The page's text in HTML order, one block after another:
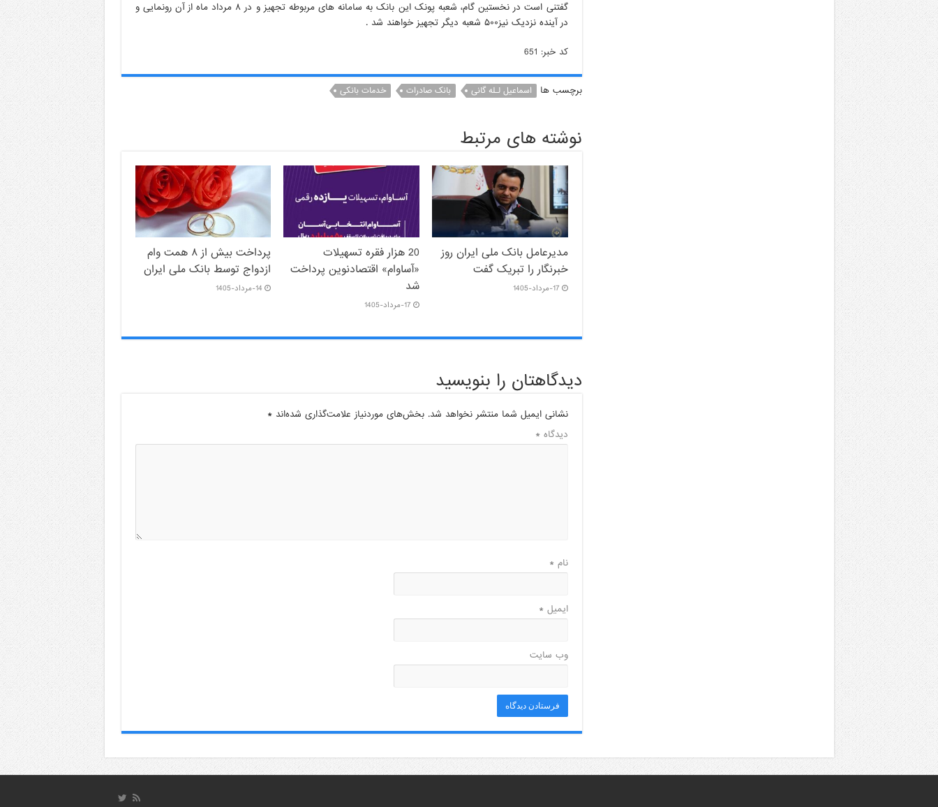
گفتنی است در نخستین گام، شعبه پونک این بانک به سامانه های مربوطه تجهیز و در ٨ مرداد ماه از آن رونمایی و
در آینده نزدیک نیز۵٠٠ شعبه دیگر تجهیز خواهند شد .
کد خبر: 651
برچسب ها ​اسماعیل لـله گانی بانک صادرات خدمات بانکی
نوشته های مرتبط
مدیرعامل بانک ملی ایران روز
خبرنگار را تبریک گفت
17-مرداد-1405
20 هزار فقره تسهیلات
«آساوام» اقتصادنوین پرداخت
شد
17-مرداد-1405
پرداخت بیش از ۸ همت وام
ازدواج توسط بانک ملی ایران
14-مرداد-1405
دیدگاهتان را بنویسید
نشانی ایمیل شما منتشر نخواهد شد. بخش‌های موردنیاز علامت‌گذاری شده‌اند*
دیدگاه*
نام*
ایمیل*
وب‌ سایت